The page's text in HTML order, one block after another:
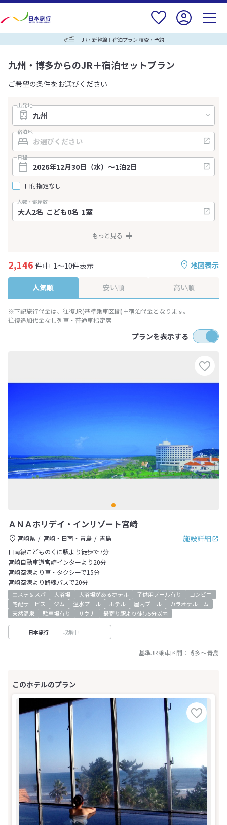
JR・新幹線＋宿泊プラン 検索・予約
九州・博多からのJR＋宿泊セットプラン
ご希望の条件をお選びください
出発地
宿泊地
日程
日付指定なし
人数・部屋数
もっと見る
地図表示
2,146 件中 1～10件表示
人気順 安い順 高い順
※下記旅行代金は、往復JR(基準乗車区間)＋宿泊代金となります。
往復追加代金なし列車・普通車指定席
プランを表示する
ＡＮＡホリデイ・インリゾート宮崎
施設詳細
宮崎県 宮崎・日南・青島
青島
日南線こどものくに駅より徒歩で7分
宮崎自動車道宮崎インターより20分
宮崎空港より車・タクシーで15分
宮崎空港より路線バスで20分
エステ＆スパ 大浴場 大浴場があるホテル 子供用プール有り
コンビニ
宅配サービス
ジム 温水プール ホテル 屋内プール
カラオケルーム
天然温泉
駐車場有り サウナ 最寄り駅より徒歩5分以内
日本旅行 収集中
基準JR乗車区間： 博多～青島